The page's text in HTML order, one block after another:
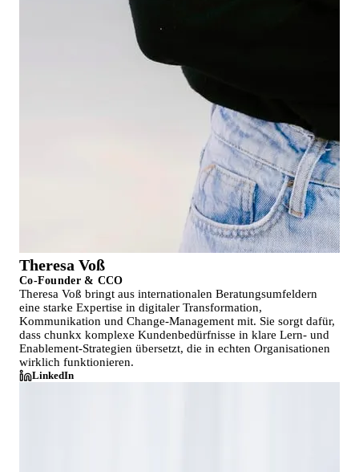
Theresa Voß
Co-Founder & CCO
Theresa Voß bringt aus internationalen Beratungsumfeldern
eine starke Expertise in digitaler Transformation,
Kommunikation und Change-Management mit. Sie sorgt dafür,
dass chunkx komplexe Kundenbedürfnisse in klare Lern- und
Enablement-Strategien übersetzt, die in echten Organisationen
wirklich funktionieren.
LinkedIn